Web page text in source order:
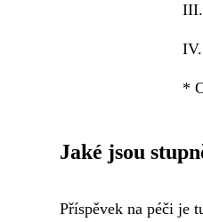
III.
*
Jaké jsou
Příspěvek na péči je